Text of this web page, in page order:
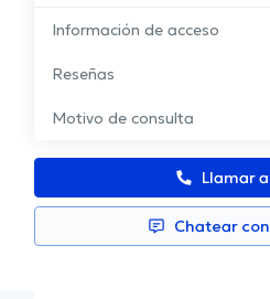
Información de acceso
Reseñas
Motivo de consulta
Llamar
Chatear